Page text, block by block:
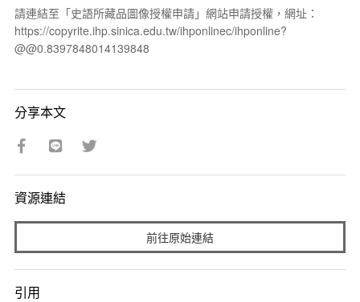
請連結至「史語所藏品圖像授權申請」網站申請授權，網址：
https://copyrite.ihp.sinica.edu.tw/ihponlinec/ihponline?
@@0.8397848014139848
分享本文
資源連結
前往原始連結
引用